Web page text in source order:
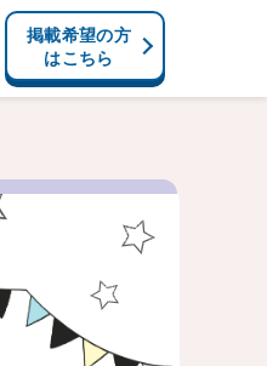
掲載希望の方
はこちら